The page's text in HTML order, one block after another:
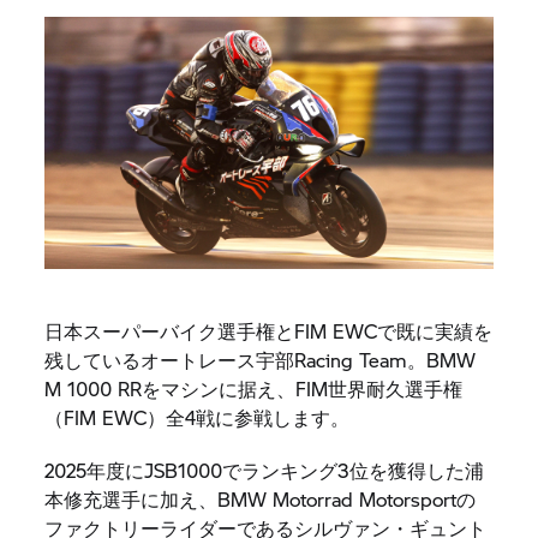
日本スーパーバイク選手権とFIM EWCで既に実績を
残しているオートレース宇部Racing Team。BMW
M 1000 RRをマシンに据え、FIM世界耐久選手権
（FIM EWC）全4戦に参戦します。
2025年度にJSB1000でランキング3位を獲得した浦
本修充選手に加え、BMW Motorrad Motorsportの
ファクトリーライダーであるシルヴァン・ギュント